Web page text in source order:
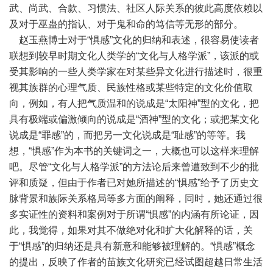
武、尚武、合款、习惯法、社区人际关系的彼此高度依赖以
及对于巫蛊的指认、对于鬼和命的笃信等无形的部分。
赵玉燕博士对于“惧感”文化的归纳和表述，很容易使读者
联想到较早时期文化人类学的“文化与人格学派”，该派的或
受其影响的一些人类学家在对某些异文化进行描述时，很重
视其族群的心理气质、民族性格或某些特定的文化价值取
向，例如，有人把气质温和的说成是“太阳神”型的文化，把
具有极端或偏激倾向的说成是“酒神”型的文化；或把某文化
说成是“罪感”的，而把另一文化说成是“耻感”的等等。我
想，“惧感”作为本书的关键词之一，大概也可以这样来理解
吧。尽管“文化与人格学派”的方法论后来曾遭致到不少的批
评和质疑，但由于作者已对她所描述的“惧感”给予了历史文
脉背景和族际关系格局等多方面的阐释，同时，她还通过很
多实证性的资料和案例对于所谓“惧感”的内涵有所论证，因
此，我觉得，如果对其不做绝对化和扩大化解释的话，关
于“惧感”的归纳还是具有新意和能够被理解的。“惧感”概念
的提出，反映了作者的苗族文化研究已经试图超越日常生活